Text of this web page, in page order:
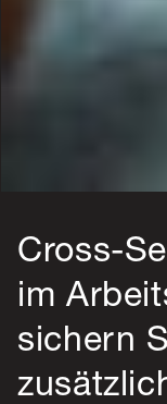
Cross-
im
sichern